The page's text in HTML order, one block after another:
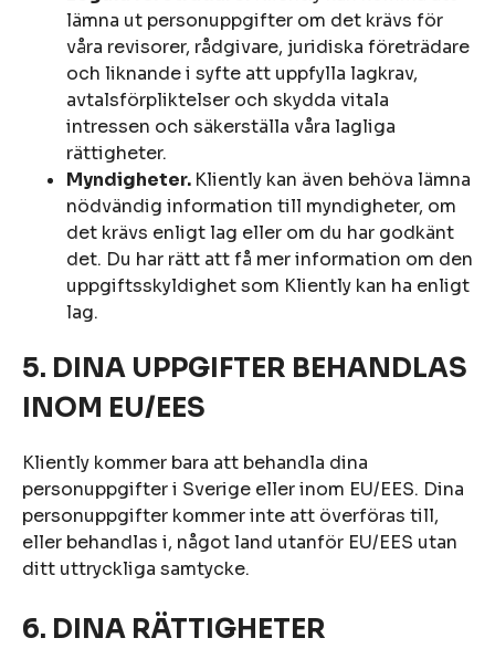
lämna ut personuppgifter om det krävs för
våra revisorer, rådgivare, juridiska företrädare
och liknande i syfte att uppfylla lagkrav,
avtalsförpliktelser och skydda vitala
intressen och säkerställa våra lagliga
rättigheter.
Myndigheter. Kliently kan även behöva lämna
nödvändig information till myndigheter, om
det krävs enligt lag eller om du har godkänt
det. Du har rätt att få mer information om den
uppgiftsskyldighet som Kliently kan ha enligt
lag.
5. DINA UPPGIFTER BEHANDLAS
INOM EU/EES
Kliently kommer bara att behandla dina
personuppgifter i Sverige eller inom EU/EES. Dina
personuppgifter kommer inte att överföras till,
eller behandlas i, något land utanför EU/EES utan
ditt uttryckliga samtycke.
6. DINA RÄTTIGHETER